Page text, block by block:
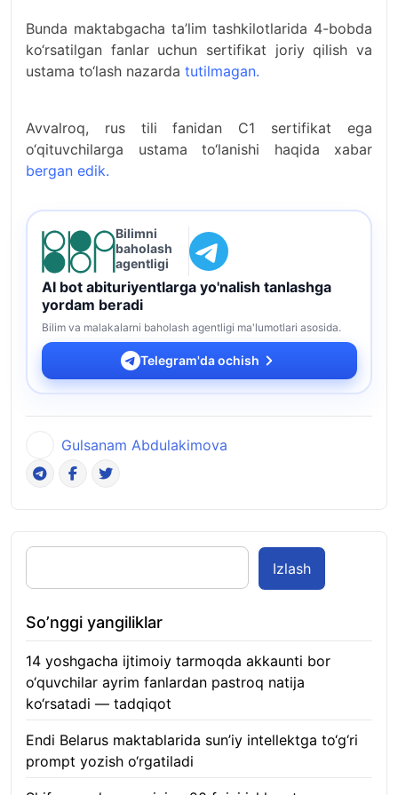
Bunda maktabgacha ta’lim tashkilotlarida 4-bobda
ko‘rsatilgan fanlar uchun sertifikat joriy qilish va
ustama to‘lash nazarda tutilmagan.
Avvalroq, rus tili fanidan C1 sertifikat ega
o‘qituvchilarga ustama to‘lanishi haqida xabar
bergan edik.
Bilimni
baholash
agentligi
AI bot abituriyentlarga yo'nalish tanlashga
yordam beradi
Bilim va malakalarni baholash agentligi ma'lumotlari asosida.
Telegram'da ochish
Gulsanam Abdulakimova
Izlash
So’nggi yangiliklar
14 yoshgacha ijtimoiy tarmoqda akkaunti bor
o‘quvchilar ayrim fanlardan pastroq natija
ko‘rsatadi — tadqiqot
Endi Belarus maktablarida sun’iy intellektga to‘g‘ri
prompt yozish o‘rgatiladi